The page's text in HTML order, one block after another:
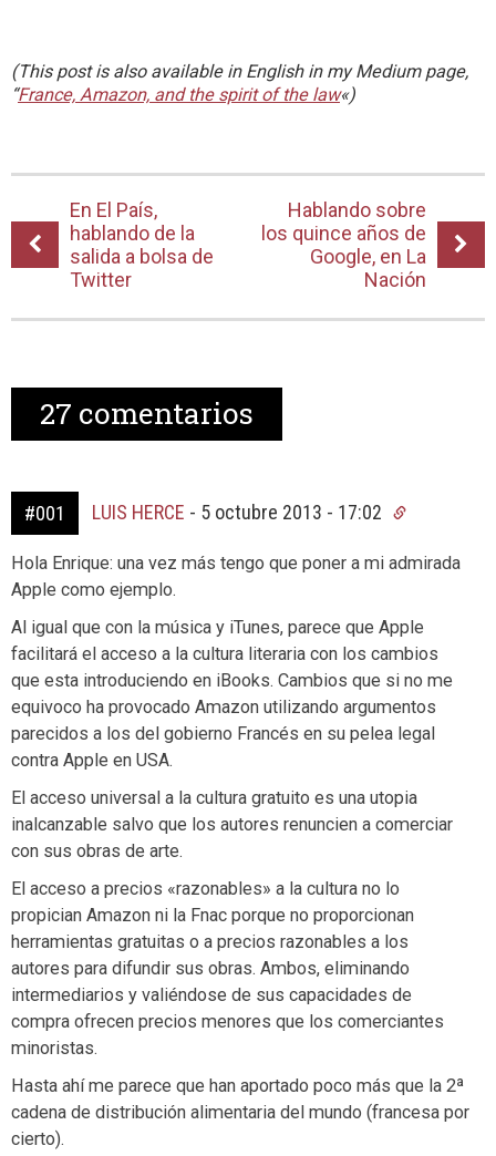
(This post is also available in English in my Medium page,
“France, Amazon, and the spirit of the law«)
En El País,
hablando de la
salida a bolsa de
Twitter
Hablando sobre
los quince años de
Google, en La
Nación
27 comentarios
#001 LUIS HERCE - 5 octubre 2013 - 17:02
Hola Enrique: una vez más tengo que poner a mi admirada
Apple como ejemplo.
Al igual que con la música y iTunes, parece que Apple
facilitará el acceso a la cultura literaria con los cambios
que esta introduciendo en iBooks. Cambios que si no me
equivoco ha provocado Amazon utilizando argumentos
parecidos a los del gobierno Francés en su pelea legal
contra Apple en USA.
El acceso universal a la cultura gratuito es una utopia
inalcanzable salvo que los autores renuncien a comerciar
con sus obras de arte.
El acceso a precios «razonables» a la cultura no lo
propician Amazon ni la Fnac porque no proporcionan
herramientas gratuitas o a precios razonables a los
autores para difundir sus obras. Ambos, eliminando
intermediarios y valiéndose de sus capacidades de
compra ofrecen precios menores que los comerciantes
minoristas.
Hasta ahí me parece que han aportado poco más que la 2ª
cadena de distribución alimentaria del mundo (francesa por
cierto).